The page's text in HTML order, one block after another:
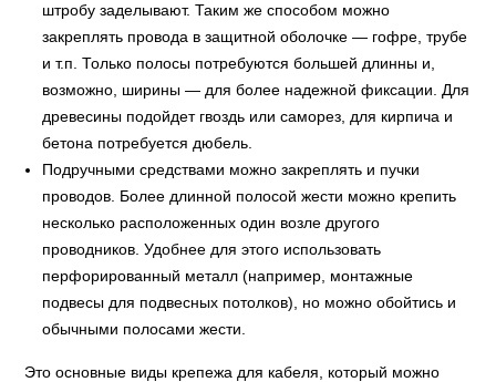
штробу заделывают. Таким же способом можно
закреплять провода в защитной оболочке — гофре, трубе
и т.п. Только полосы потребуются большей длинны и,
возможно, ширины — для более надежной фиксации. Для
древесины подойдет гвоздь или саморез, для кирпича и
бетона потребуется дюбель.
Подручными средствами можно закреплять и пучки
проводов. Более длинной полосой жести можно крепить
несколько расположенных один возле другого
проводников. Удобнее для этого использовать
перфорированный металл (например, монтажные
подвесы для подвесных потолков), но можно обойтись и
обычными полосами жести.
Это основные виды крепежа для кабеля, который можно